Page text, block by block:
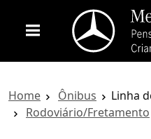
Home Ônibus
Linha
Rodoviário/Fretamento